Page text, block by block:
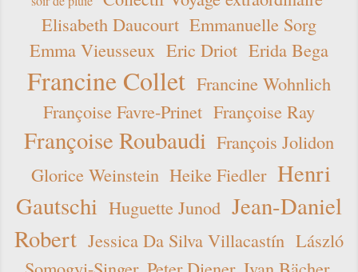
Elisabeth Daucourt Emmanuelle Sorg
Emma Vieusseux Eric Driot Erida Bega
Francine Collet Francine Wohnlich
Françoise Favre-Prinet Françoise Ray
Françoise Roubaudi François Jolidon
Glorice Weinstein Heike Fiedler Henri
Gautschi Huguette Junod Jean-Daniel
Robert Jessica Da Silva Villacastín László